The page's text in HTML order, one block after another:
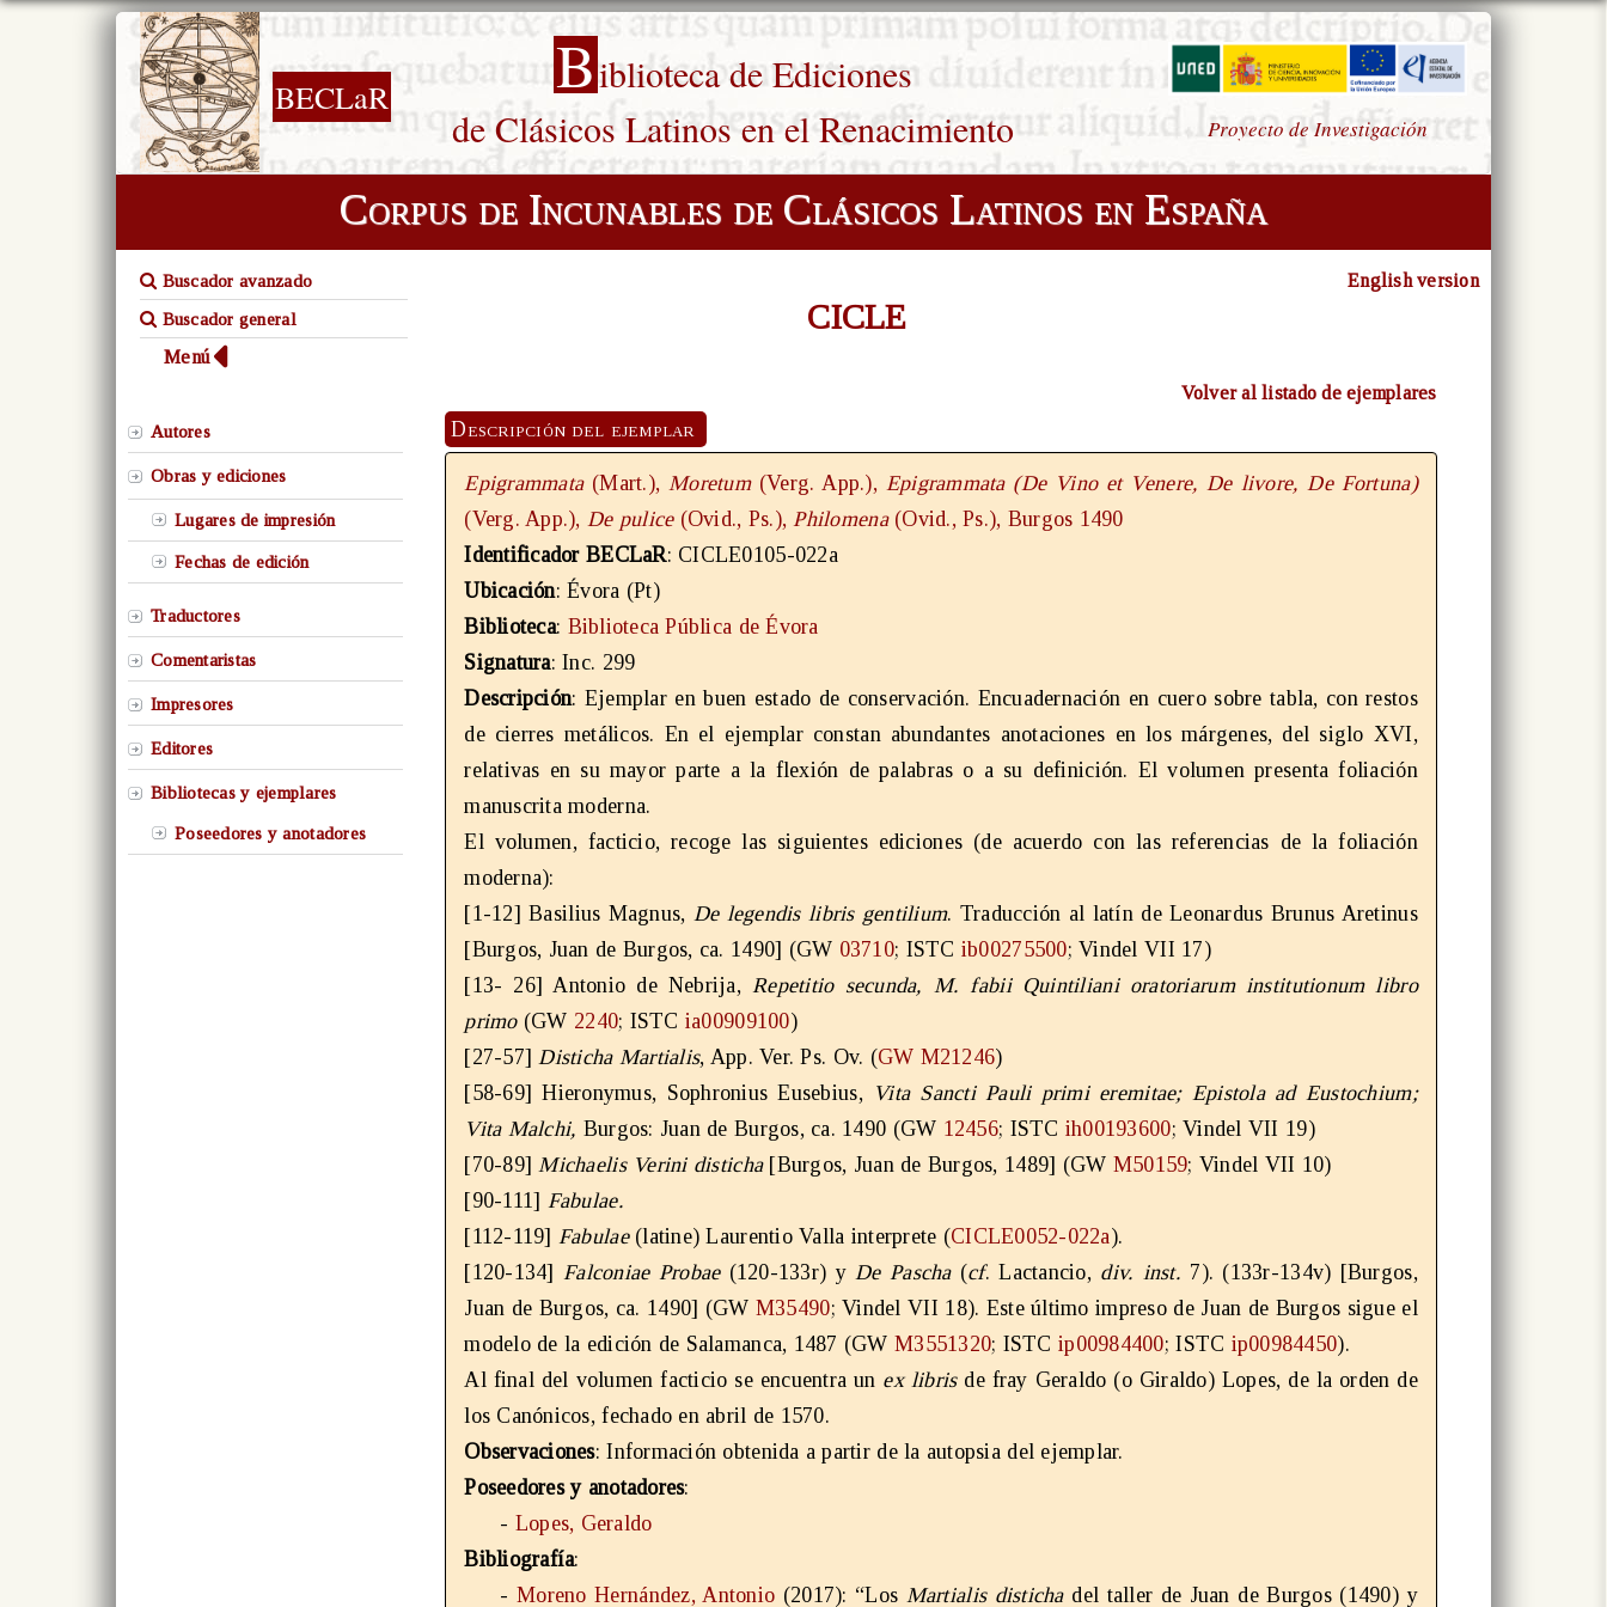
BECLaR Biblioteca de Ediciones
de Clásicos Latinos en el Renacimiento
Proyecto de Investigación
Corpus de Incunables de Clásicos Latinos en España
Buscador avanzado
Buscador general
Menú
CICLE
English version
Autores
Obras y ediciones
Lugares de impresión
Fechas de edición
Traductores
Comentaristas
Impresores
Editores
Bibliotecas y ejemplares
Poseedores y anotadores
Volver al listado de ejemplares
Descripción del ejemplar
Epigrammata(Mart.),Moretum(Verg. App.), Epigrammata (De Vino et Venere, De livore, De Fortuna)
(Verg. App.),De pulice(Ovid., Ps.),Philomena(Ovid., Ps.), Burgos 1490
Identificador BECLaR: CICLE0105-022a
Ubicación: Évora (Pt)
Biblioteca: Biblioteca Pública de Évora
Signatura: Inc. 299
Descripción: Ejemplar en buen estado de conservación. Encuadernación en cuero sobre tabla, con restos
de cierres metálicos. En el ejemplar constan abundantes anotaciones en los márgenes, del siglo XVI,
relativas en su mayor parte a la flexión de palabras o a su definición. El volumen presenta foliación
manuscrita moderna.
El volumen, facticio, recoge las siguientes ediciones (de acuerdo con las referencias de la foliación
moderna):
[1-12] Basilius Magnus, De legendis libris gentilium. Traducción al latín de Leonardus Brunus Aretinus
[Burgos, Juan de Burgos, ca. 1490] (GW 03710; ISTC ib00275500; Vindel VII 17)
[13- 26] Antonio de Nebrija,Repetitio secunda, M. fabii Quintiliani oratoriarum institutionum libro
primo(GW 2240; ISTC ia00909100)
[27-57]Disticha Martialis, App. Ver. Ps. Ov. (GW M21246)
[58-69] Hieronymus, Sophronius Eusebius, Vita Sancti Pauli primi eremitae; Epistola ad Eustochium;
Vita Malchi, Burgos: Juan de Burgos, ca. 1490 (GW 12456; ISTC ih00193600; Vindel VII 19)
[70-89]Michaelis Verini disticha [Burgos, Juan de Burgos, 1489] (GW M50159; Vindel VII 10)
[90-111] Fabulae.
[112-119] Fabulae(latine) Laurentio Valla interprete (CICLE0052-022a).
[120-134] Falconiae Probae (120-133r) yDe Pascha (cf. Lactancio, div. inst. 7). (133r-134v) [Burgos,
Juan de Burgos, ca. 1490] (GW M35490; Vindel VII 18). Este último impreso de Juan de Burgos sigue el
modelo de la edición de Salamanca, 1487 (GWM3551320; ISTCip00984400; ISTC ip00984450).
Al final del volumen facticio se encuentra un ex librisde fray Geraldo (o Giraldo) Lopes, de la orden de
los Canónicos, fechado en abril de 1570.
Observaciones: Información obtenida a partir de la autopsia del ejemplar.
Poseedores y anotadores:
- Lopes, Geraldo
Bibliografía:
-Moreno Hernández, Antonio (2017): “Los Martialis distichadel taller de Juan de Burgos (1490) y